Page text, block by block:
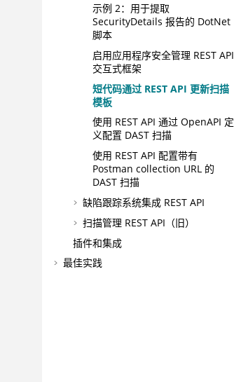
示例 2：用于提取
SecurityDetails 报告的 DotNet
脚本
启用应用程序安全管理 REST API
交互式框架
短代码通过 REST API 更新扫描
模板
使用 REST API 通过 OpenAPI 定
义配置 DAST 扫描
使用 REST API 配置带有
Postman collection URL 的
DAST 扫描
缺陷跟踪系统集成 REST API
扫描管理 REST API（旧）
插件和集成
最佳实践